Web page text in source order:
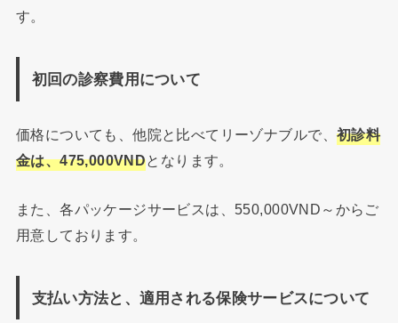
す。
初回の診察費用について
価格についても、他院と比べてリーゾナブルで、 初診料
金は、475,000VNDとなります。
また、各パッケージサービスは、550,000VND～からご
用意しております。
支払い方法と、適用される保険サービスについて